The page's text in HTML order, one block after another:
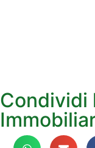
Condividi